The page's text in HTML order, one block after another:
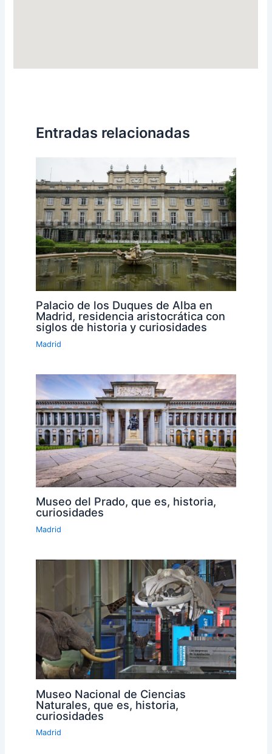
Entradas relacionadas
Palacio de los Duques de Alba en
Madrid, residencia aristocrática con
siglos de historia y curiosidades
Madrid
Museo del Prado, que es, historia,
curiosidades
Madrid
Museo Nacional de Ciencias
Naturales, que es, historia,
curiosidades
Madrid